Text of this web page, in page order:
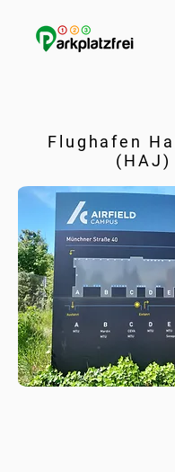
Flughafen
(HAJ)